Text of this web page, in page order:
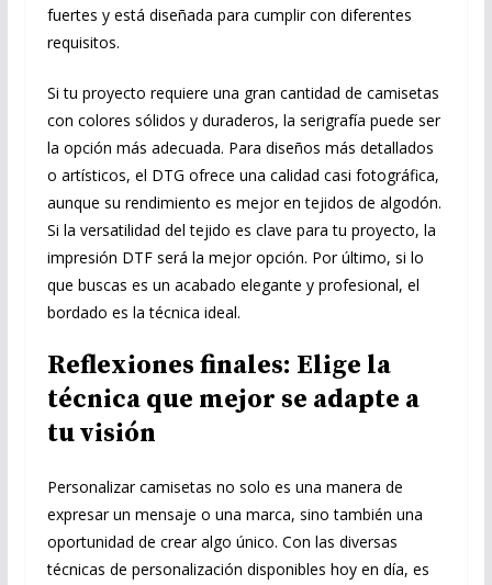
fuertes y está diseñada para cumplir con diferentes
requisitos.
Si tu proyecto requiere una gran cantidad de camisetas
con colores sólidos y duraderos, la serigrafía puede ser
la opción más adecuada. Para diseños más detallados
o artísticos, el DTG ofrece una calidad casi fotográfica,
aunque su rendimiento es mejor en tejidos de algodón.
Si la versatilidad del tejido es clave para tu proyecto, la
impresión DTF será la mejor opción. Por último, si lo
que buscas es un acabado elegante y profesional, el
bordado es la técnica ideal.
Reflexiones finales: Elige la
técnica que mejor se adapte a
tu visión
Personalizar camisetas no solo es una manera de
expresar un mensaje o una marca, sino también una
oportunidad de crear algo único. Con las diversas
técnicas de personalización disponibles hoy en día, es